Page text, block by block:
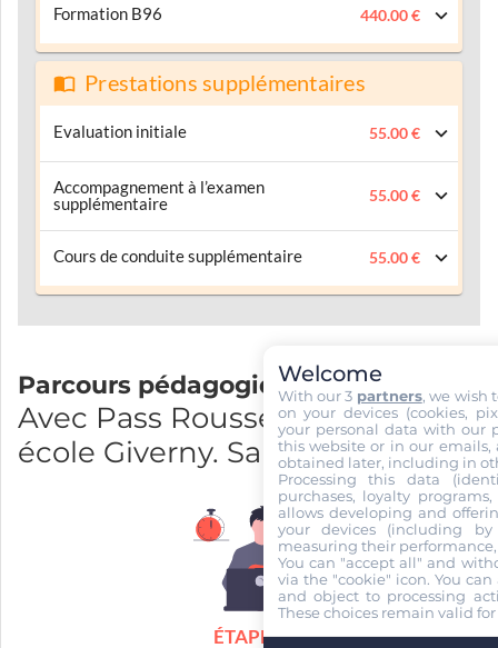
Formation B96 440.00 €
Prestations supplémentaires
Evaluation initiale 55.00 €
Accompagnement à l’examen
supplémentaire
55.00 €
Cours de conduite supplémentaire 55.00 €
Parcours pédagogique
Avec Pass Rousseau et Auto
école Giverny. Sarl VILLEDIEU
ÉTAPE 1
Welcome
With our 3 partners, we wish
on your devices (cookies,
your personal data with our
this website or in our emails,
obtained later, including in
Processing this data
purchases, loyalty
allows developing and
your devices (including
measuring their
You can "accept all" and
via the "cookie" icon. You
and object to processing
These choices remain valid